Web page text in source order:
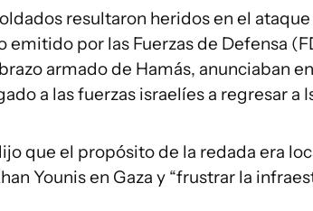
resultaron heridos en el
emitido por las Fuerzas de Defensa
armado de Hamás, anunciaban
a las fuerzas israelíes a regresar a
que el propósito de la redada era
Younis en Gaza y “frustrar la